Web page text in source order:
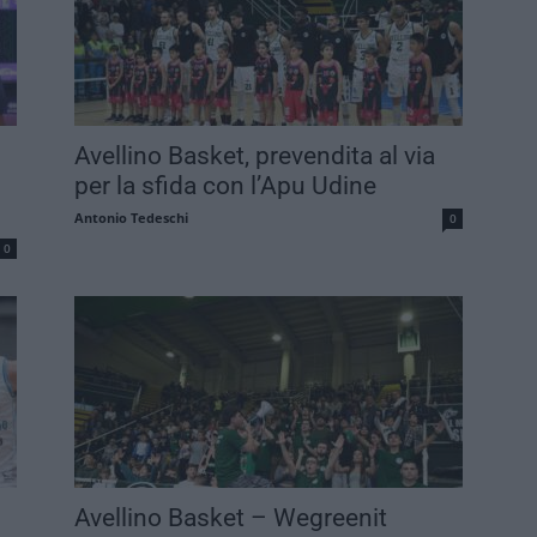
0
Avellino Basket, prevendita al via
per la sfida con l’Apu Udine
Antonio Tedeschi 0
Avellino Basket – Wegreenit